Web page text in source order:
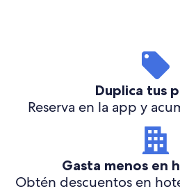
Duplica tus
Reserva en la app y
Gasta menos en
Obtén descuentos en